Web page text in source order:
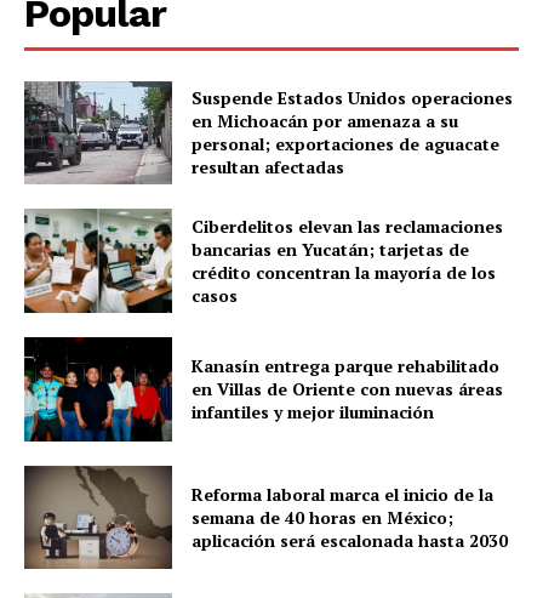
SUBSCRIBE NOW
Menú
Yucatán
Sociedad y Negocios
Policíacas
Deportes
Política
Popular
Suspende Estados Unidos operaciones
en Michoacán por amenaza a su
personal; exportaciones de aguacate
resultan afectadas
Ciberdelitos elevan las reclamaciones
bancarias en Yucatán; tarjetas de
crédito concentran la mayoría de los
casos
Kanasín entrega parque rehabilitado
en Villas de Oriente con nuevas áreas
infantiles y mejor iluminación
Reforma laboral marca el inicio de la
semana de 40 horas en México;
aplicación será escalonada hasta 2030